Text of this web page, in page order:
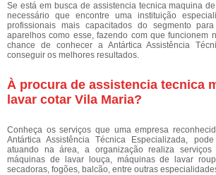
Se está em busca de assistencia tecnica maquina
necessário que encontre uma instituição
profissionais mais capacitados do segmento
aparelhos como esse, fazendo com que funcionem
chance de conhecer a Antártica Assistência
conseguir os melhores resultados.
À procura de assistencia tecnica
lavar cotar Vila Maria?
Conheça os serviços que uma empresa
Antártica Assistência Técnica Especializada,
atuando na área, a organização realiza serviços
máquinas de lavar louça, máquinas de lavar
secadoras, fogões, balcão, entre outras